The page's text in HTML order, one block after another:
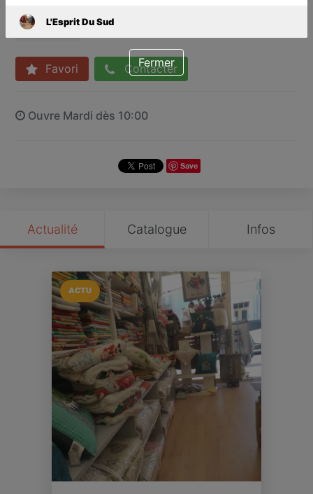
Fréjus
Favori Contacter
Ouvre Mardi dès 10:00
Save
Actualité Catalogue Infos
ACTU
L'Esprit Du Sud
Fermer